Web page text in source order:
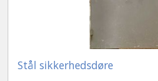
Stål sikkerhedsdøre